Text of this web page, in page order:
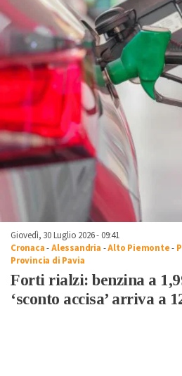
Giovedì, 30 Luglio 2026 - 09:41
Cronaca-Alessandria -Alto Piemonte-
Provincia di Pavia
Forti rialzi: benzina a
‘sconto accisa’ arriva a